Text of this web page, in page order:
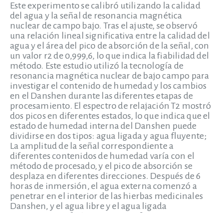
Este experimento se calibró utilizando la calidad
del agua y la señal de resonancia magnética
nuclear de campo bajo. Tras el ajuste, se observó
una relación lineal significativa entre la calidad del
agua y el área del pico de absorción de la señal, con
un valor r2 de 0,999,6, lo que indica la fiabilidad del
método. Este estudio utilizó la tecnología de
resonancia magnética nuclear de bajo campo para
investigar el contenido de humedad y los cambios
en el Danshen durante las diferentes etapas de
procesamiento. El espectro de relajación T2 mostró
dos picos en diferentes estados, lo que indica que el
estado de humedad interna del Danshen puede
dividirse en dos tipos: agua ligada y agua fluyente;
La amplitud de la señal correspondiente a
diferentes contenidos de humedad varía con el
método de procesado, y el pico de absorción se
desplaza en diferentes direcciones. Después de 6
horas de inmersión, el agua externa comenzó a
penetrar en el interior de las hierbas medicinales
Danshen, y el agua libre y el agua ligada